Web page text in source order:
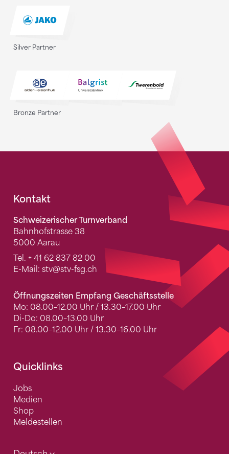
Silver Partner
Bronze Partner
Fusszeile
Kontakt
Schweizerischer Turnverband
Bahnhofstrasse 38
5000 Aarau
Tel. + 41 62 837 82 00
E-Mail: stv@stv-fsg.ch
Öffnungszeiten Empfang Geschäftsstelle
Mo: 08.00–12.00 Uhr / 13.30–17.00 Uhr
Di-Do: 08.00–13.00 Uhr
Fr: 08.00–12.00 Uhr / 13.30–16.00 Uhr
Quicklinks
Jobs
Medien
Shop
Meldestellen